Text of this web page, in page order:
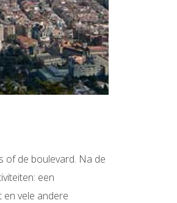
of de boulevard. Na de
een
vele andere